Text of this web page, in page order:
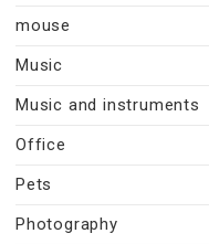
mouse
Music
Music and instruments
Office
Pets
Photography